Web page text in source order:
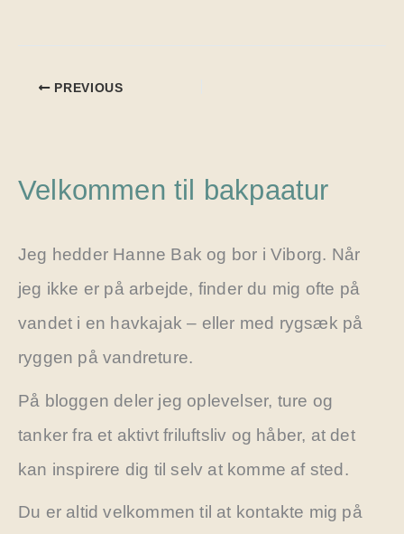
PREVIOUS
Velkommen til bakpaatur
Jeg hedder Hanne Bak og bor i Viborg. Når
jeg ikke er på arbejde, finder du mig ofte på
vandet i en havkajak – eller med rygsæk på
ryggen på vandreture.
På bloggen deler jeg oplevelser, ture og
tanker fra et aktivt friluftsliv og håber, at det
kan inspirere dig til selv at komme af sted.
Du er altid velkommen til at kontakte mig på